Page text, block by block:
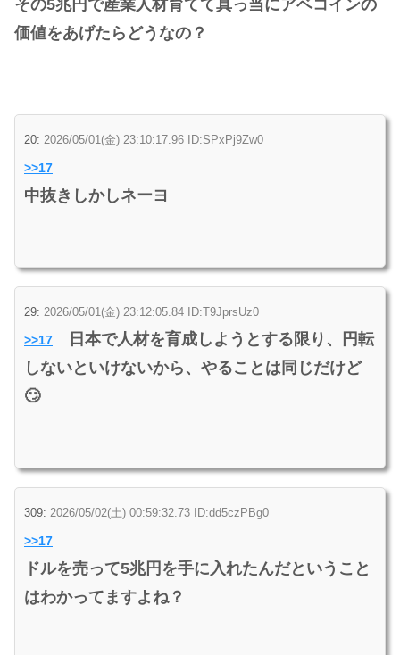
その5兆円で産業人材育てて真っ当にアベコインの
価値をあげたらどうなの？
20: 2026/05/01(金) 23:10:17.96 ID:SPxPj9Zw0
>>17
中抜きしかしネーヨ
29: 2026/05/01(金) 23:12:05.84 ID:T9JprsUz0
>>17
日本で人材を育成しようとする限り、円転
しないといけないから、やることは同じだけど
🙄
309: 2026/05/02(土) 00:59:32.73 ID:dd5czPBg0
>>17
ドルを売って5兆円を手に入れたんだということ
はわかってますよね？